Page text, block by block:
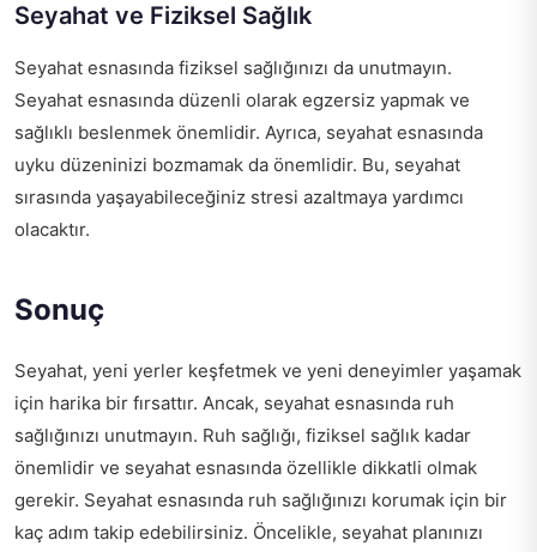
Seyahat ve Fiziksel Sağlık
Seyahat esnasında fiziksel sağlığınızı da unutmayın.
Seyahat esnasında düzenli olarak egzersiz yapmak ve
sağlıklı beslenmek önemlidir. Ayrıca, seyahat esnasında
uyku düzeninizi bozmamak da önemlidir. Bu, seyahat
sırasında yaşayabileceğiniz stresi azaltmaya yardımcı
olacaktır.
Sonuç
Seyahat, yeni yerler keşfetmek ve yeni deneyimler yaşamak
için harika bir fırsattır. Ancak, seyahat esnasında ruh
sağlığınızı unutmayın. Ruh sağlığı, fiziksel sağlık kadar
önemlidir ve seyahat esnasında özellikle dikkatli olmak
gerekir. Seyahat esnasında ruh sağlığınızı korumak için bir
kaç adım takip edebilirsiniz. Öncelikle, seyahat planınızı